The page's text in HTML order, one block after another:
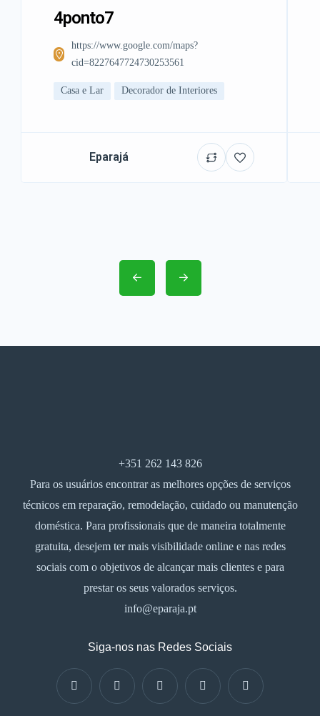
4ponto7
https://www.google.com/maps?
cid=8227647724730253561
Casa e Lar Decorador de Interiores
Eparajá
+351 262 143 826
Para os usuários encontrar as melhores opções de serviços
técnicos em reparação, remodelação, cuidado ou manutenção
doméstica. Para profissionais que de maneira totalmente
gratuita, desejem ter mais visibilidade online e nas redes
sociais com o objetivos de alcançar mais clientes e para
prestar os seus valorados serviços.
info@eparaja.pt
Siga-nos nas Redes Sociais